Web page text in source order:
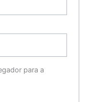
para a